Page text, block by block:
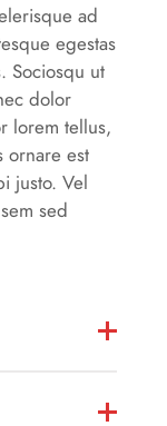
ad
egestas
Sociosqu ut
dolor
lorem tellus,
ornare est
justo. Vel
sed